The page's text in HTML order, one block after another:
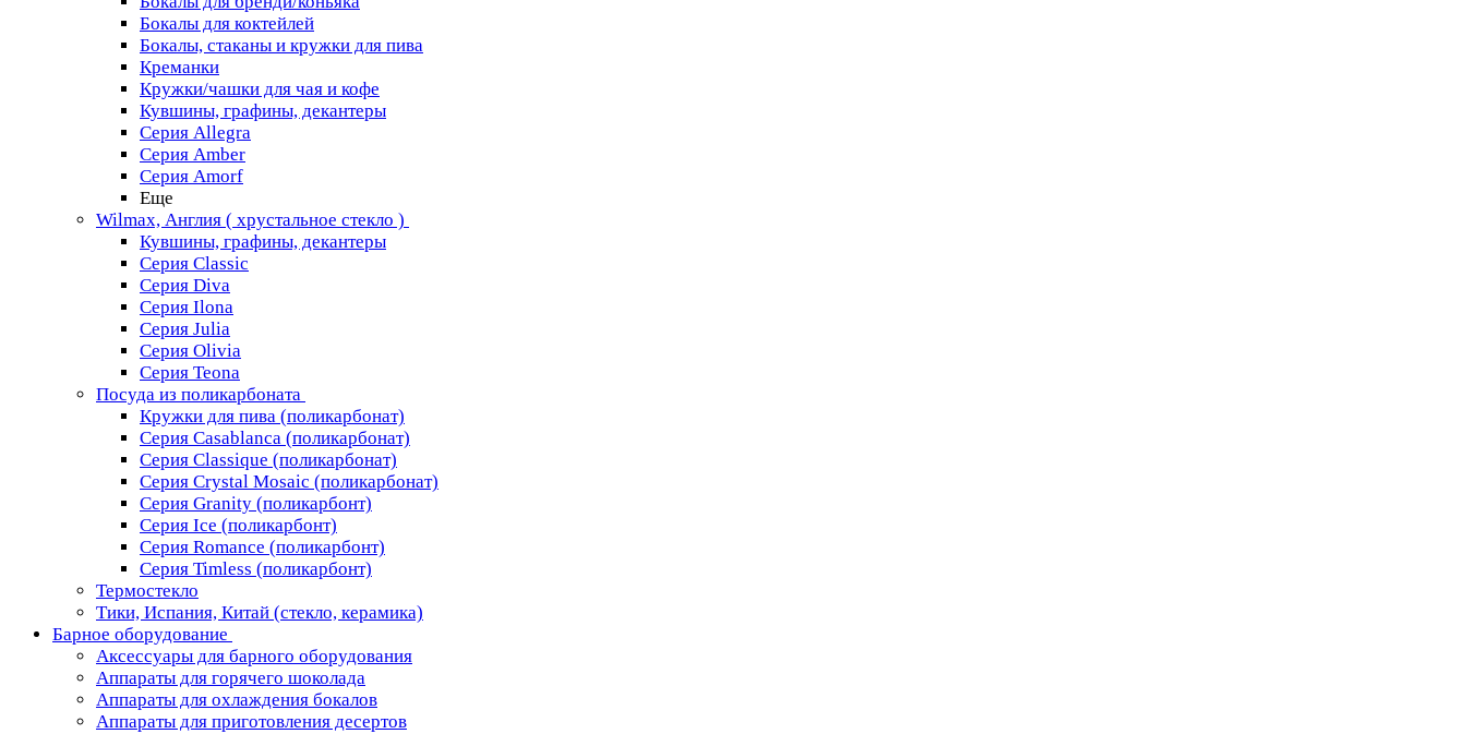
Бокалы для коктейлей
Бокалы, стаканы и кружки для пива
Креманки
Кружки/чашки для чая и кофе
Кувшины, графины, декантеры
Серия Allegra
Серия Amber
Серия Amorf
Еще
Wilmax, Англия ( хрустальное стекло )
Кувшины, графины, декантеры
Серия Classic
Серия Diva
Серия Ilona
Серия Julia
Серия Olivia
Серия Teona
Посуда из поликарбоната
Кружки для пива (поликарбонат)
Серия Casablanсa (поликарбонат)
Серия Classique (поликарбонат)
Серия Crystal Mosaic (поликарбонат)
Серия Granity (поликарбонт)
Серия Ice (поликарбонт)
Серия Romance (поликарбонт)
Серия Timless (поликарбонт)
Термостекло
Тики, Испания, Китай (стекло, керамика)
Барное оборудование
Аксессуары для барного оборудования
Аппараты для горячего шоколада
Аппараты для охлаждения бокалов
Аппараты для приготовления десертов